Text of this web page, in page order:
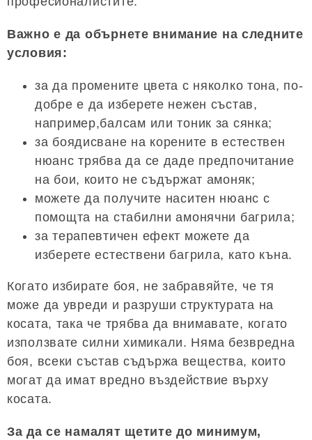
Важно е да обърнете внимание на следните
условия:
за да промените цвета с няколко тона, по-
добре е да изберете нежен състав,
например,балсам или тоник за сянка;
за боядисване на корените в естествен
нюанс трябва да се даде предпочитание
на бои, които не съдържат амоняк;
можете да получите наситен нюанс с
помощта на стабилни амонячни багрила;
за терапевтичен ефект можете да
изберете естествени багрила, като къна.
Когато избирате боя, не забравяйте, че тя
може да увреди и разруши структурата на
косата, така че трябва да внимавате, когато
използвате силни химикали. Няма безвредна
боя, всеки състав съдържа вещества, които
могат да имат вредно въздействие върху
косата.
За да се намалят щетите до минимум,